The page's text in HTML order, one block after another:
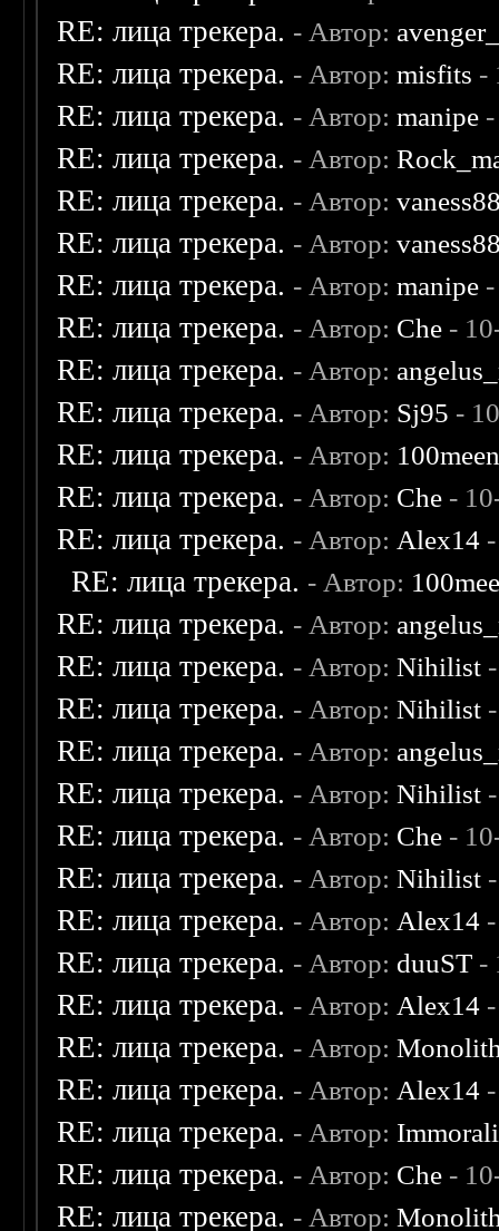
RE: лица трекера. - Автор:
RE: лица трекера. - Автор:misfits -
RE: лица трекера. - Автор:manipe
RE: лица трекера. - Автор:
RE: лица трекера. - Автор:
RE: лица трекера. - Автор:
RE: лица трекера. - Автор:manipe
RE: лица трекера. - Автор: Che -
RE: лица трекера. - Автор:
RE: лица трекера. - Автор: Sj95 -
RE: лица трекера. - Автор:
RE: лица трекера. - Автор: Che -
RE: лица трекера. - Автор: Alex14
RE: лица трекера. - Автор:
RE: лица трекера. - Автор:
RE: лица трекера. - Автор:Nihilist
RE: лица трекера. - Автор:Nihilist
RE: лица трекера. - Автор:
RE: лица трекера. - Автор:Nihilist
RE: лица трекера. - Автор: Che -
RE: лица трекера. - Автор:Nihilist
RE: лица трекера. - Автор: Alex14
RE: лица трекера. - Автор: duuST -
RE: лица трекера. - Автор: Alex14
RE: лица трекера. - Автор:
RE: лица трекера. - Автор: Alex14
RE: лица трекера. - Автор:
RE: лица трекера. - Автор: Che -
RE: лица трекера. - Автор: